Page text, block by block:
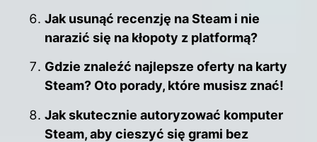
Jak usunąć recenzję na Steam i nie
narazić się na kłopoty z platformą?
Gdzie znaleźć najlepsze oferty na karty
Steam? Oto porady, które musisz znać!
Jak skutecznie autoryzować komputer
Steam, aby cieszyć się grami bez